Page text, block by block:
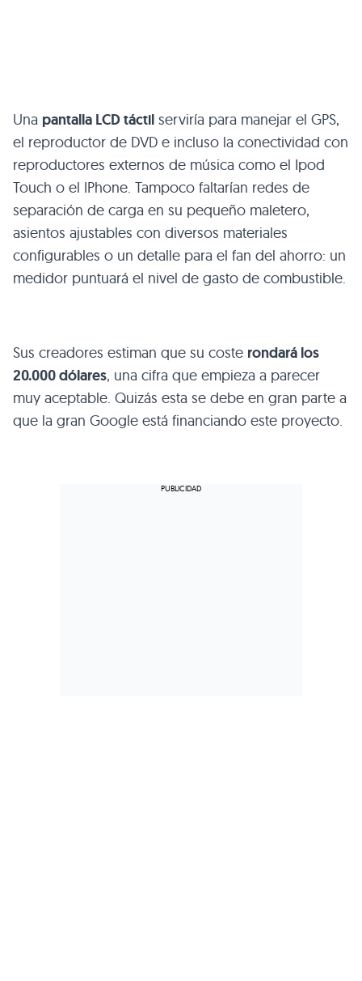
Una pantalla LCDtáctil serviría para manejar el GPS,
el reproductor de DVD e incluso la conectividad con
reproductores externos de música como el Ipod
Touch o el IPhone. Tampoco faltarían redes de
separación de carga en su pequeño maletero,
asientos ajustables con diversos materiales
configurables o un detalle para el fan del ahorro: un
medidor puntuará el nivel de gasto de combustible.
Sus creadores estiman que su coste rondará los
20.000 dólares, una cifra que empieza a parecer
muy aceptable. Quizás esta se debe en gran parte a
que la gran Google está financiando este proyecto.